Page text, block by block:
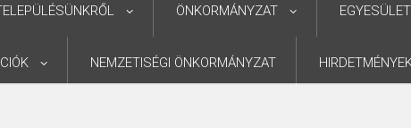
ÖNKORMÁNYZAT
NEMZETISÉGI ÖNKORMÁNYZAT